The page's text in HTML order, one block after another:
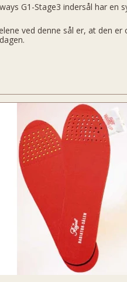
G1-Stage3 indersål har en
ved denne sål er, at den